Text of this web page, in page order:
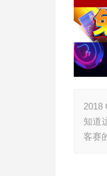
2018
知道
客赛